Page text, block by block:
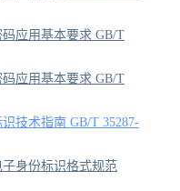
应用基本要求 GB/T
应用基本要求 GB/T
技术指南 GB/T 35287-
身份标识格式规范